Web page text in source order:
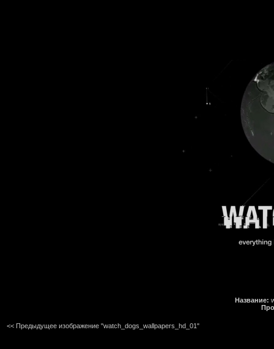
Название:
<< Предыдущее изображение "watch_dogs_wallpapers_hd_01"